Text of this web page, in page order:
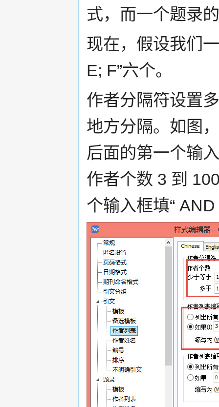
式，而一个题录
现在，假设我们
E; F”六个。
作者分隔符设置
地方分隔。如图
后面的第一个输
作者个数 3 到
个输入框填“ AND